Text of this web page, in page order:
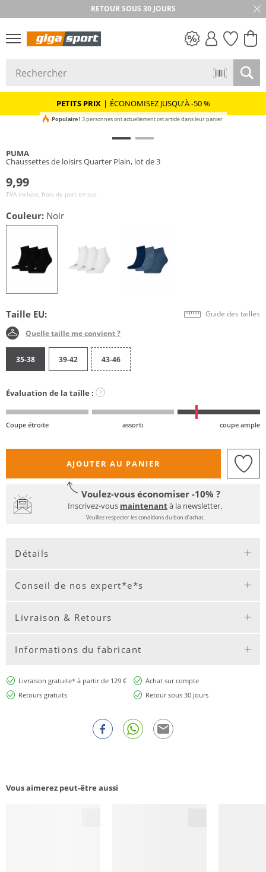
RETOUR SOUS 30 JOURS
PETITS PRIX | ÉCONOMISEZ JUSQU'À -50 %
Populaire ! 3 personnes ont actuellement cet article dans leur panier
PUMA
Chaussettes de loisirs Quarter Plain, lot de 3
9,99
TVA incluse, frais de port en sus
Couleur: Noir
Taille EU: Guide des tailles
Quelle taille me convient ?
35-38 39-42 43-46
Évaluation de la taille : ?
Coupe étroite assorti coupe ample
AJOUTER AU PANIER
Voulez-vous économiser -10% ?
Inscrivez-vous maintenantà la newsletter.
Veuillez respecter les conditions du bon d'achat.
Détails
Conseil de nos expert*e*s
Livraison & Retours
Informations du fabricant
Livraison gratuite* à partir de 129 €
Achat sur compte
Retours gratuits
Retour sous 30 jours
Vous aimerez peut-être aussi